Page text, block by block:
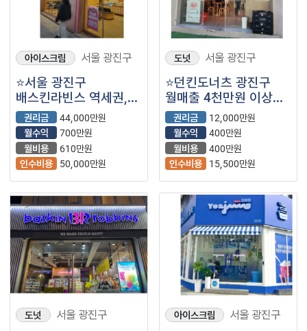
아이스크림 서울 광진구
⭐서울 광진구
배스킨라빈스 역세권,
대학가, 주거상권이며
최신 인테리어로 바로
운영 가능한
매장입니다.
권리금
44,000만원
월수익
700만원
월비용
610만원
인수비용
50,000만원
도넛 서울 광진구
⭐던킨도너츠 광진구
월매출 4천만원 이상
인근 지역에서 가장
매출이 높은
매장입니다!
권리금
12,000만원
월수익
400만원
월비용
400만원
인수비용
15,500만원
도넛 서울 광진구 아이스크림 서울 광진구